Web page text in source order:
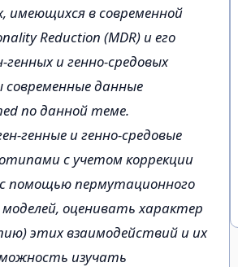
имеющихся в современной
Reduction (MDR) и его
генных и генно-средовых
данные
по данной теме.
генные и генно-средовые
с учетом коррекции
помощью пермутационного
оценивать характер
этих взаимодействий и их
изучать